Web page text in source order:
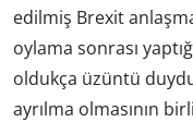
edilmiş Brexit
oylama sonrası
oldukça üzüntü
ayrılma olmasının